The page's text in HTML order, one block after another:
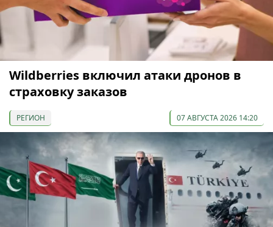
Wildberries включил атаки дронов в
страховку заказов
РЕГИОН 07 АВГУСТА 2026 14:20